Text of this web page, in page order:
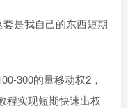
是我自己的东西短期
300的量移动权2，
程实现短期快速出权